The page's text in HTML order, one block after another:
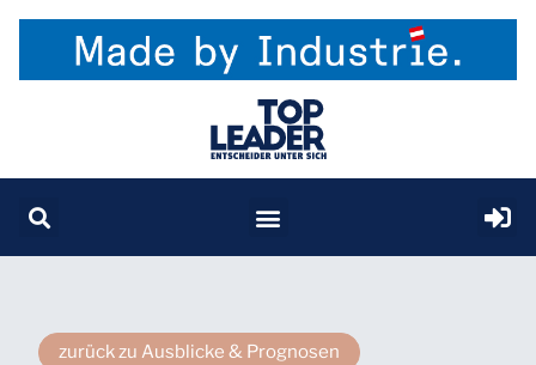
zurück zu Ausblicke & Prognosen